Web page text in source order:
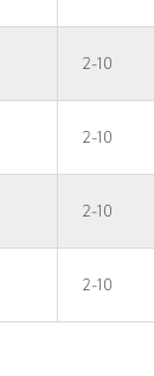
2-10
2-10
2-10
2-10